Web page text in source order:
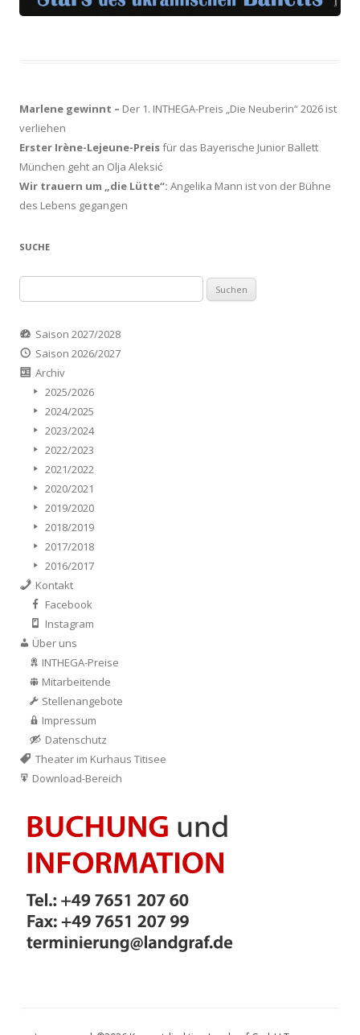
Marlene gewinnt – Der 1. INTHEGA-Preis „Die Neuberin“ 2026 ist
verliehen
Erster Irène-Lejeune-Preisfür das Bayerische Junior Ballett
München geht an Olja Aleksić
Wir trauern um „die Lütte“: Angelika Mann ist von der Bühne
des Lebens gegangen
SUCHE
nach:
Saison 2027/2028
Saison 2026/2027
Archiv
2025/2026
2024/2025
2023/2024
2022/2023
2021/2022
2020/2021
2019/2020
2018/2019
2017/2018
2016/2017
Kontakt
Facebook
Instagram
Über uns
INTHEGA-Preise
Mitarbeitende
Stellenangebote
Impressum
Datenschutz
Theater im Kurhaus Titisee
Download-Bereich